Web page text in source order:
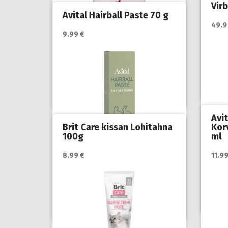
myyjän sivulla
Hoito ja terveys,Kissat
49.9
Avital Hairball Paste 70 g
9.99 €
Katso lisätiedot / osta tuote
Hoito ja terveys,Kissat
Ravintoöljyt ja vitamiinit
ml
Brit Care kissan Lohitahna
100g
8.99 €